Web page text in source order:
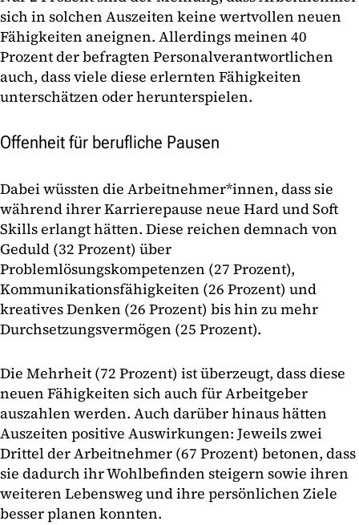
sich in solchen Auszeiten keine wertvollen neuen
Fähigkeiten aneignen. Allerdings meinen 40
Prozent der befragten Personalverantwortlichen
auch, dass viele diese erlernten Fähigkeiten
unterschätzen oder herunterspielen.
Offenheit für berufliche Pausen
Dabei wüssten die Arbeitnehmer*innen, dass sie
während ihrer Karrierepause neue Hard und Soft
Skills erlangt hätten. Diese reichen demnach von
Geduld (32 Prozent) über
Problemlösungskompetenzen (27 Prozent),
Kommunikationsfähigkeiten (26 Prozent) und
kreatives Denken (26 Prozent) bis hin zu mehr
Durchsetzungsvermögen (25 Prozent).
Die Mehrheit (72 Prozent) ist überzeugt, dass diese
neuen Fähigkeiten sich auch für Arbeitgeber
auszahlen werden. Auch darüber hinaus hätten
Auszeiten positive Auswirkungen: Jeweils zwei
Drittel der Arbeitnehmer (67 Prozent) betonen, dass
sie dadurch ihr Wohlbefinden steigern sowie ihren
weiteren Lebensweg und ihre persönlichen Ziele
besser planen konnten.